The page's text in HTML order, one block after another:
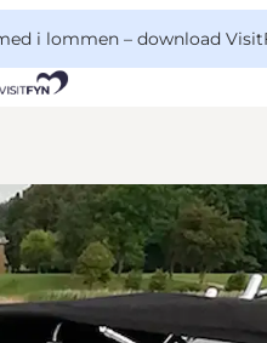
i lommen – download